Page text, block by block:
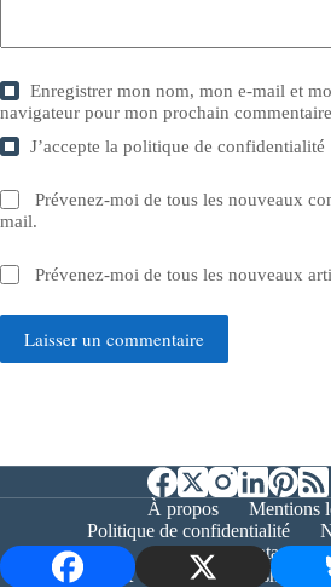
Enregistrer mon nom, mon e-mail et
navigateur pour mon prochain
J’accepte lapolitique de confidentialité
Prévenez-moi de tous les nouveaux
mail.
Prévenez-moi de tous les nouveaux
Laisser un commentaire
À propos
Mentions
Politique de confidentialité
Contact
Copyright © 2026 - Bernieshoot.fr